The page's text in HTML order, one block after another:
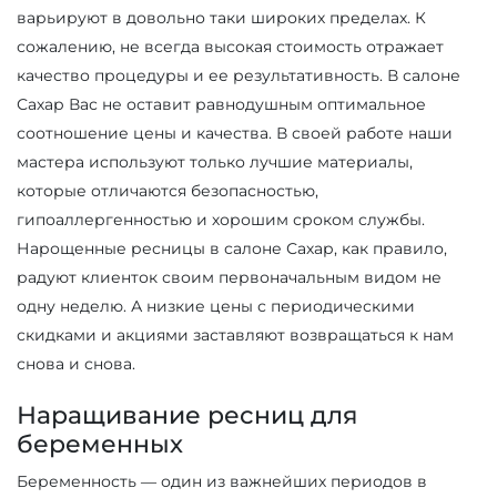
варьируют в довольно таки широких пределах. К
сожалению, не всегда высокая стоимость отражает
качество процедуры и ее результативность. В салоне
Сахар Вас не оставит равнодушным оптимальное
соотношение цены и качества. В своей работе наши
мастера используют только лучшие материалы,
которые отличаются безопасностью,
гипоаллергенностью и хорошим сроком службы.
Нарощенные ресницы в салоне Сахар, как правило,
радуют клиенток своим первоначальным видом не
одну неделю. А низкие цены с периодическими
скидками и акциями заставляют возвращаться к нам
снова и снова.
Наращивание ресниц для
беременных
Беременность — один из важнейших периодов в